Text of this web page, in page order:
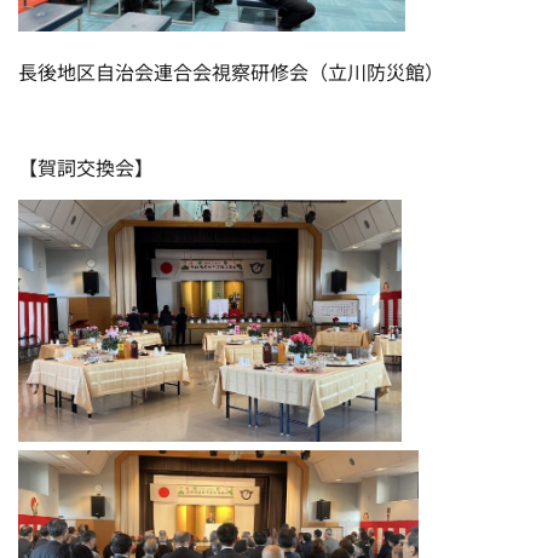
長後地区自治会連合会視察研修会（立川防災館）
【賀詞交換会】